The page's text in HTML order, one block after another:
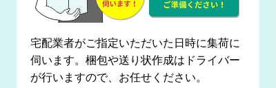
宅配業者がご指定いただいた日時に集荷に
伺います。梱包や送り状作成はドライバー
が行いますので、お任せください。